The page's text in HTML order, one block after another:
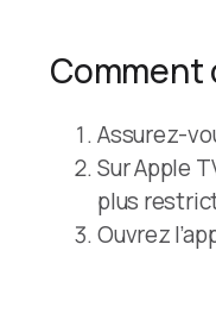
Comment
Assurez-
Sur Apple
plus
Ouvrez